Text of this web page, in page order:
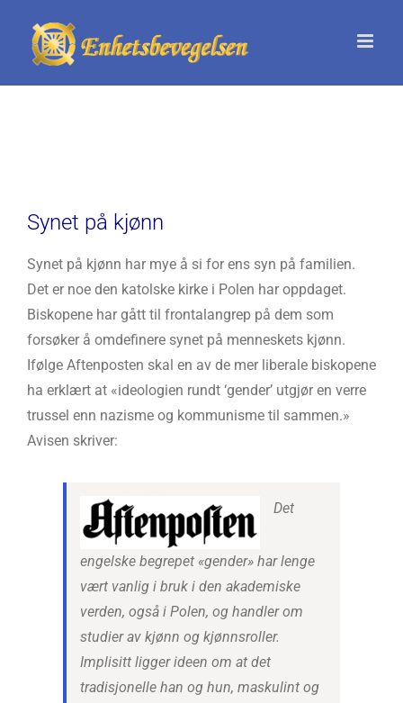
content
Synet på kjønn
Synet på kjønn har mye å si for ens syn på familien.
Det er noe den katolske kirke i Polen har oppdaget.
Biskopene har gått til frontalangrep på dem som
forsøker å omdefinere synet på menneskets kjønn.
Ifølge Aftenposten skal en av de mer liberale biskopene
ha erklært at «ideologien rundt ‘gender’ utgjør en verre
trussel enn nazisme og kommunisme til sammen.»
Avisen skriver:
Det
engelske begrepet «gender» har lenge
vært vanlig i bruk i den akademiske
verden, også i Polen, og handler om
studier av kjønn og kjønnsroller.
Implisitt ligger ideen om at det
tradisjonelle han og hun, maskulint og